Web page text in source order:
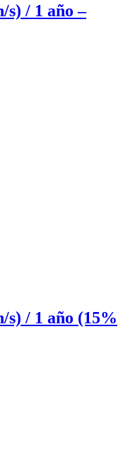
s) / 1 año –
s) / 1 año (15%